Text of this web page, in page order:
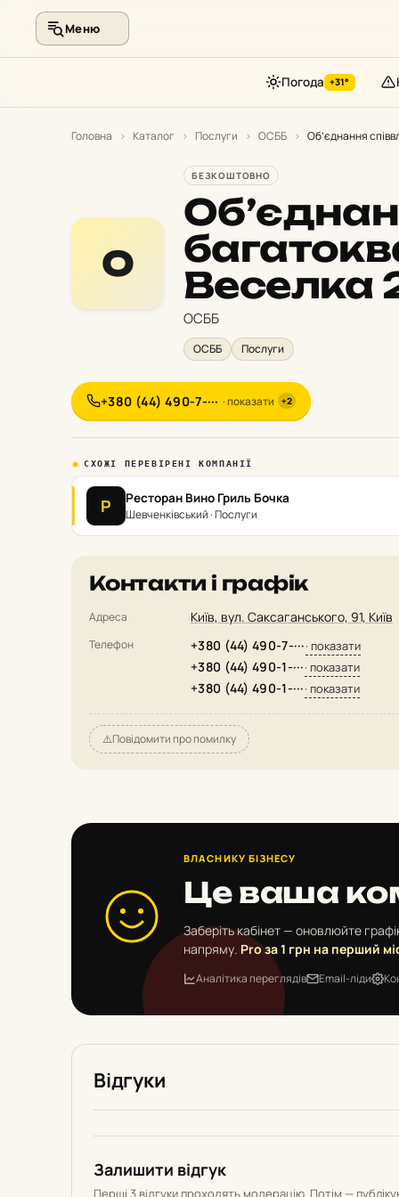
Меню
Погода +31°
Головна › Каталог › Послуги › ОСББ › Об’єднання
О
БЕЗКОШТОВНО
Веселка
ОСББ
ОСББ Послуги
+380 (44) 490-7-··· · показати +2
СХОЖІ ПЕРЕВІРЕНІ КОМПАНІЇ
Р Ресторан Вино Гриль Бочка
Шевченківський · Послуги
Контакти і графік
Адреса Київ, вул. Саксаганського, 91, Київ
Телефон +380 (44) 490-7-···· показати
+380 (44) 490-1-···· показати
+380 (44) 490-1-···· показати
⚠️Повідомити про помилку
ВЛАСНИКУ БІЗНЕСУ
Це ваша
Заберіть кабінет — оновлюйте
напряму. Pro за 1 грн на перший
Аналітика переглядів Email-ліди
Відгуки
Залишити відгук
Перші 3 відгуки проходять модерацію. Потім —